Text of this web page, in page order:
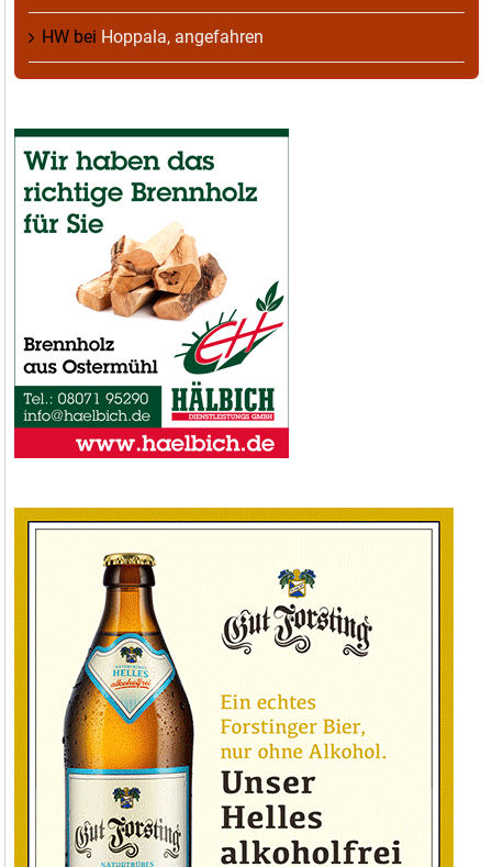
HW bei Hoppala, angefahren